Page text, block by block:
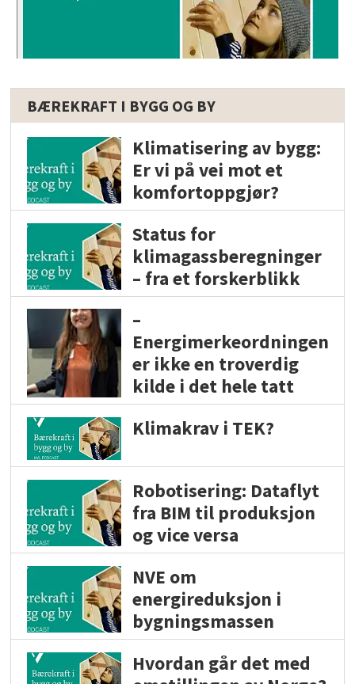
BÆREKRAFT I BYGG OG BY
Klimatisering av bygg:
Er vi på vei mot et
komfortoppgjør?
Status for
klimagassberegninger
– fra et forskerblikk
–
Energimerkeordningen
er ikke en troverdig
kilde i det hele tatt
Klimakrav i TEK?
Robotisering: Dataflyt
fra BIM til produksjon
og vice versa
NVE om
energireduksjon i
bygningsmassen
Hvordan går det med